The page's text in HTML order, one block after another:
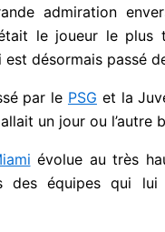
admiration
le joueur le
est désormais passé
par le PSG et la
un jour ou l’autre
évolue au très
des équipes qui